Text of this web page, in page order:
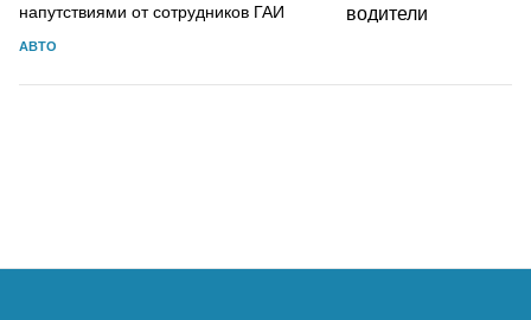
напутствиями от сотрудников ГАИ
АВТО